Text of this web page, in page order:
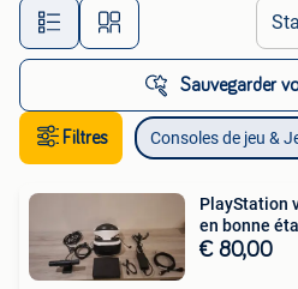
Toutes les
Sauvegarder
Filtres Consoles de jeu &
PlayStation
en bonne
€ 80,00